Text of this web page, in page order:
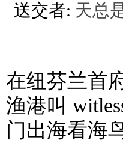
送交者: 天总
在纽芬兰首
渔港叫
门出海看海